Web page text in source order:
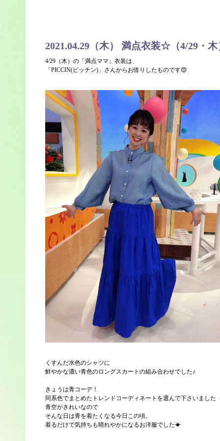
2021.04.29（木） 満点衣装☆（4/29・木
4/29（木）の「満点ママ」衣装は、
「PICCIN(ピッチン)」さんからお借りしたものです😍
くすんだ水色のシャツに
鮮やかな濃い青色のロングスカートの組み合わせでした♪
きょうは青コーデ！
同系色でまとめたトレンドコーディネートを選んで下さいました
青空がきれいなので
そんな日は青を着たくなる今日この頃。
着るだけで気持ちも晴れやかになるお洋服でした☀